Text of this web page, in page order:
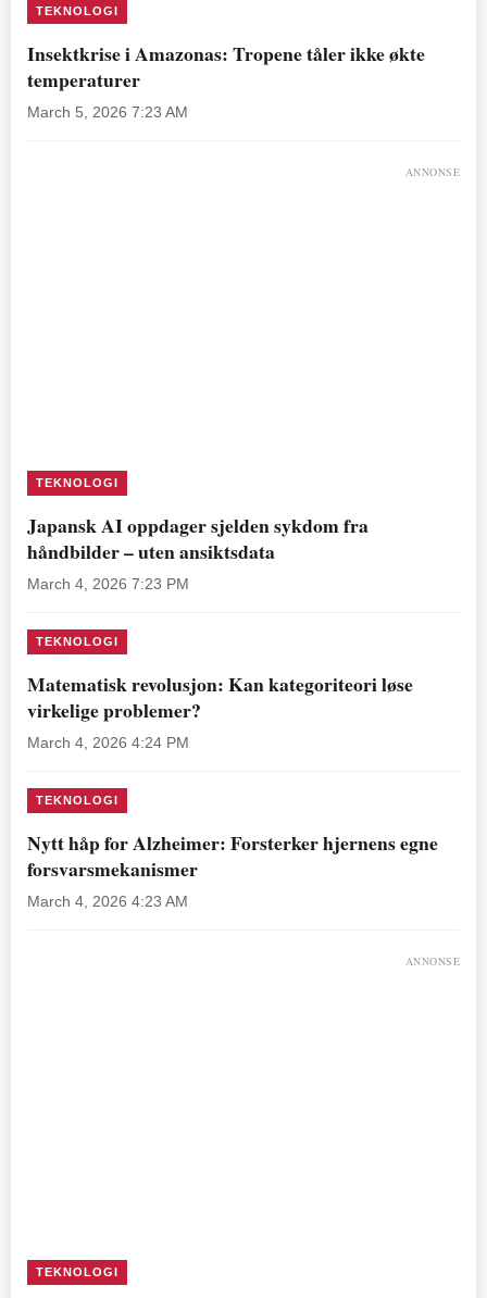
TEKNOLOGI
Insektkrise i Amazonas: Tropene tåler ikke økte
temperaturer
March 5, 2026 7:23 AM
ANNONSE
TEKNOLOGI
Japansk AI oppdager sjelden sykdom fra
håndbilder – uten ansiktsdata
March 4, 2026 7:23 PM
TEKNOLOGI
Matematisk revolusjon: Kan kategoriteori løse
virkelige problemer?
March 4, 2026 4:24 PM
TEKNOLOGI
Nytt håp for Alzheimer: Forsterker hjernens egne
forsvarsmekanismer
March 4, 2026 4:23 AM
ANNONSE
TEKNOLOGI